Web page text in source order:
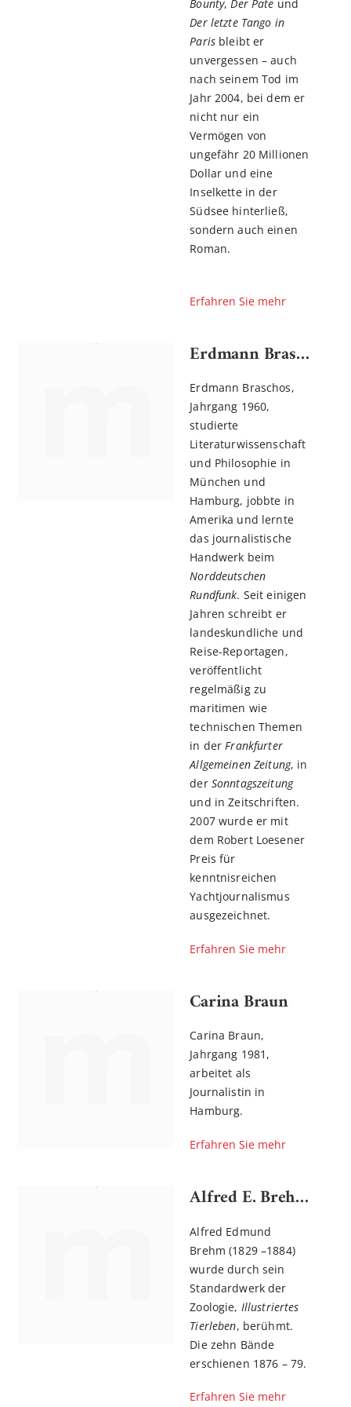
Bounty,Der Pate und
Der letzte Tango in
Parisbleibt er
unvergessen – auch
nach seinem Tod im
Jahr 2004, bei dem er
nicht nur ein
Vermögen von
ungefähr 20 Millionen
Dollar und eine
Inselkette in der
Südsee hinterließ,
sondern auch einen
Roman.
Erfahren Sie mehr
Erdmann Braschos
Erdmann Braschos,
Jahrgang 1960,
studierte
Literaturwissenschaft
und Philosophie in
München und
Hamburg, jobbte in
Amerika und lernte
das journalistische
Handwerk beim
Norddeutschen
Rundfunk. Seit einigen
Jahren schreibt er
landeskundliche und
Reise-Reportagen,
veröffentlicht
regelmäßig zu
maritimen wie
technischen Themen
in derFrankfurter
Allgemeinen Zeitung, in
der Sonntagszeitung
und in Zeitschriften.
2007 wurde er mit
dem Robert Loesener
Preis für
kenntnisreichen
Yachtjournalismus
ausgezeichnet.
Erfahren Sie mehr
Carina Braun
Carina Braun,
Jahrgang 1981,
arbeitet als
Journalistin in
Hamburg.
Erfahren Sie mehr
Alfred E. Brehm
Alfred Edmund
Brehm (1829 –1884)
wurde durch sein
Standardwerk der
Zoologie, Illustriertes
Tierleben, berühmt.
Die zehn Bände
erschienen 1876 – 79.
Erfahren Sie mehr